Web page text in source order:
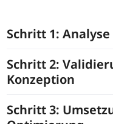
Schritt 1:
Schritt 2:
Konzeption
Schritt 3: